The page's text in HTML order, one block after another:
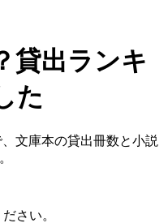
貸出ランキ
た
文庫本の貸出冊数と小説
さい。